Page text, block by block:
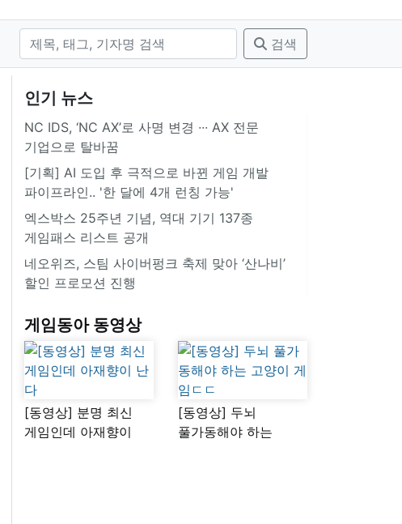
검색
인기 뉴스
NC IDS, ‘NC AX’로 사명 변경 ∙∙∙ AX 전문
기업으로 탈바꿈
[기획] AI 도입 후 극적으로 바뀐 게임 개발
파이프라인.. '한 달에 4개 런칭 가능'
엑스박스 25주년 기념, 역대 기기 137종
게임패스 리스트 공개
네오위즈, 스팀 사이버펑크 축제 맞아 ‘산나비’
할인 프로모션 진행
게임동아 동영상
[동영상] 분명 최신
게임인데 아재향이
[동영상] 두뇌
풀가동해야 하는